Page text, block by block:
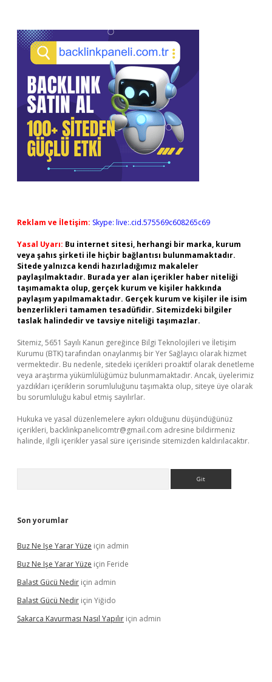
Reklam ve İletişim: Skype: live:.cid.575569c608265c69
Yasal Uyarı: Bu internet sitesi, herhangi bir marka, kurum
veya şahıs şirketi ile hiçbir bağlantısı bulunmamaktadır.
Sitede yalnızca kendi hazırladığımız makaleler
paylaşılmaktadır. Burada yer alan içerikler haber niteliği
taşımamakta olup, gerçek kurum ve kişiler hakkında
paylaşım yapılmamaktadır. Gerçek kurum ve kişiler ile isim
benzerlikleri tamamen tesadüfidir. Sitemizdeki bilgiler
taslak halindedir ve tavsiye niteliği taşımazlar.
Sitemiz, 5651 Sayılı Kanun gereğince Bilgi Teknolojileri ve İletişim
Kurumu (BTK) tarafından onaylanmış bir Yer Sağlayıcı olarak hizmet
vermektedir. Bu nedenle, sitedeki içerikleri proaktif olarak denetleme
veya araştırma yükümlülüğümüz bulunmamaktadır. Ancak, üyelerimiz
yazdıkları içeriklerin sorumluluğunu taşımakta olup, siteye üye olarak
bu sorumluluğu kabul etmiş sayılırlar.
Hukuka ve yasal düzenlemelere aykırı olduğunu düşündüğünüz
içerikleri, backlinkpanelicomtr@gmail.com adresine bildirmeniz
halinde, ilgili içerikler yasal süre içerisinde sitemizden kaldırılacaktır.
Son yorumlar
Buz Ne Işe Yarar Yüze için admin
Buz Ne Işe Yarar Yüze için Feride
Balast Gücü Nedir için admin
Balast Gücü Nedir için Yiğido
Sakarca Kavurması Nasıl Yapılır için admin